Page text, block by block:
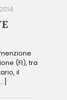
(FI), tra
il